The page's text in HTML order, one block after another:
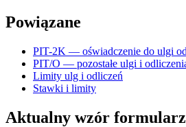
Powiązane
PIT-2K — oświadczenie do ulgi
PIT/O — pozostałe ulgi i
Limity ulg i odliczeń
Stawki i limity
Aktualny wzór